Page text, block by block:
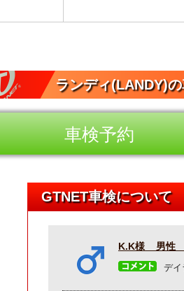
ランディ(LANDY)
車検予約
GTNET車検につい
K.K様 男性
デイ